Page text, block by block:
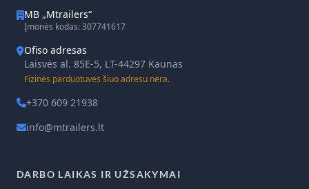
MB „Mtrailers“
Įmonės kodas: 307741617
Ofiso adresas
Laisvės al. 85E-5, LT-44297 Kaunas
Fizinės parduotuvės šiuo adresu nėra.
+370 609 21938
info@mtrailers.lt
DARBO LAIKAS IR UŽSAKYMAI